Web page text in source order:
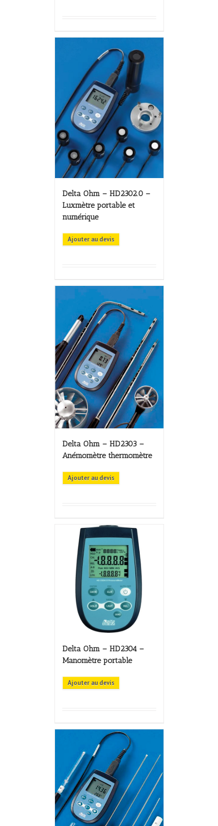
Delta Ohm – HD2302.0 –
Luxmètre portable et
numérique
Ajouter au devis
Delta Ohm – HD2303 –
Anémomètre thermomètre
Ajouter au devis
Delta Ohm – HD2304 –
Manomètre portable
Ajouter au devis